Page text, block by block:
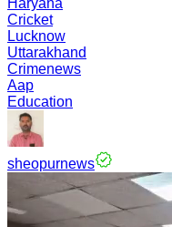
Haryana
Cricket
Lucknow
Uttarakhand
Crimenews
Aap
Education
sheopurnews